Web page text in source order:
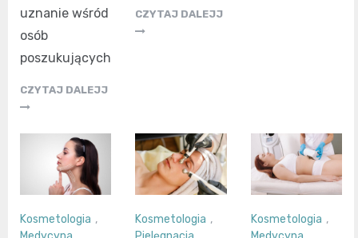
uznanie wśród
osób
poszukujących
CZYTAJ DALEJJ
CZYTAJ DALEJJ
Kosmetologia ,
Kosmetologia ,
Kosmetologia ,